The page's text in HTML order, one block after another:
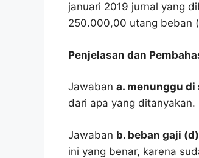
januari 2019 jurnal yang
250.000,00 utang beban
Penjelasan dan
Jawaban a. menunggu di
dari apa yang ditanyakan.
Jawaban b. beban gaji
ini yang benar, karena